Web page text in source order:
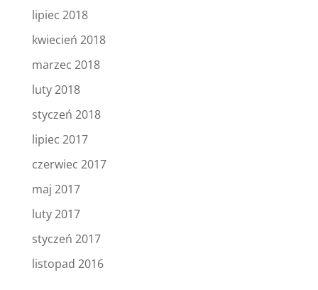
lipiec 2018
kwiecień 2018
marzec 2018
luty 2018
styczeń 2018
lipiec 2017
czerwiec 2017
maj 2017
luty 2017
styczeń 2017
listopad 2016